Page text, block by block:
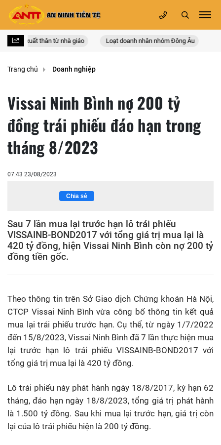
nhân xuất thân từ nhà giáo Loạt doanh nhân nhóm Đông Âu
Trang chủ Doanh nghiệp
Vissai Ninh Bình nợ 200 tỷ
đồng trái phiếu đáo hạn trong
tháng 8/2023
07:43 23/08/2023
Chia sẻ
Sau 7 lần mua lại trước hạn lô trái phiếu
VISSAINB-BOND2017 với tổng giá trị mua lại là
420 tỷ đồng, hiện Vissai Ninh Bình còn nợ 200 tỷ
đồng tiền gốc.
Theo thông tin trên Sở Giao dịch Chứng khoán Hà Nội,
CTCP Vissai Ninh Bình vừa công bố thông tin kết quả
mua lại trái phiếu trước hạn. Cụ thể, từ ngày 1/7/2022
đến 15/8/2023, Vissai Ninh Bình đã 7 lần thực hiện mua
lại trước hạn lô trái phiếu VISSAINB-BOND2017 với
tổng giá trị mua lại là 420 tỷ đồng.
Lô trái phiếu này phát hành ngày 18/8/2017, kỳ hạn 62
tháng, đáo hạn ngày 18/8/2023, tổng giá trị phát hành
là 1.500 tỷ đồng. Sau khi mua lại trước hạn, giá trị còn
lại của lô trái phiếu hiện là 200 tỷ đồng.